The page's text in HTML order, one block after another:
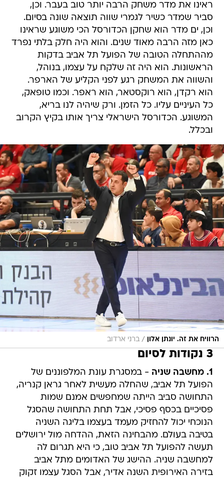
ראינו את מדר משחק הרבה יותר טוב בעבר. וכן,
סביר שמדר כשיר לגמרי שווה תוצאה שונה בסיום.
וכן, ים מדר הוא שחקן הכדורסל הכי משוגע שראינו
כאן מזה הרבה מאוד שנים. והוא היה חלק בלתי נפרד
מההתחלה הטובה של הפועל תל אביב בדקות
הראשונות. הוא היה זה שלקח על עצמו, בנוהל,
והשווה את המשחק רגע לפני הקליע של הארפר.
הוא רקדן, הוא רוקסטאר, הוא ראפר. וכמו טופאק,
כל העיניים עליו. כל הזמן. ורק שיהיה לנו בריא,
המשוגע. הכדורסל הישראלי צריך אותו בקיץ הקרוב
ובכלל.
הרוויח את זה. יונתן אלון / ברני ארדוב
3 נקודות לסיום
1. מחשבה שניה
- במסגרת עונת המלפוננים של
הפועל תל אביב, שהחלה מעשית לאחר גראן קנריה,
התחושה סביב הייתה שמחפשים אמנם שמות
פסיכיים בכסף פסיכי, אבל תחת התחושה שהסגל
הנוכחי יכול להחזיק מעמד בעצמו בליגה השניה
בטיבה בעולם. מהבחינה הזאת, ההדחה מול ירושלים
תעשה להפועל תל אביב טוב, כי היא תגרום לה
למחשבה שניה. ההישג של האדומים מתל אביב
בזירה האירופית השנה אדיר, אבל הסגל עצמו זקוק